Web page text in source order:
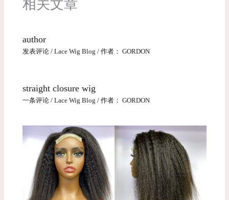
相关文章
author
发表评论 /Lace Wig Blog / 作者： GORDON
straight closure wig
一条评论 /Lace Wig Blog / 作者： GORDON